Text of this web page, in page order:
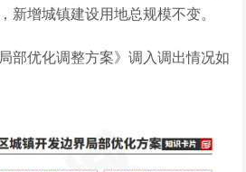
新增城镇建设用地总规模不变。
部优化调整方案》调入调出情况如